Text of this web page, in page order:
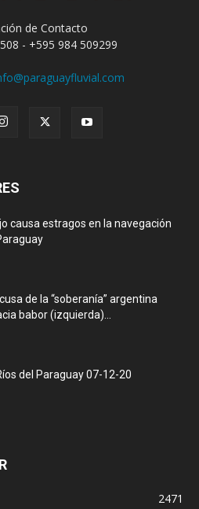
de Contacto
- +595 984 509299
causa estragos en la navegación
de la “soberanía” argentina
babor (izquierda)...
del Paraguay 07-12-20
2471